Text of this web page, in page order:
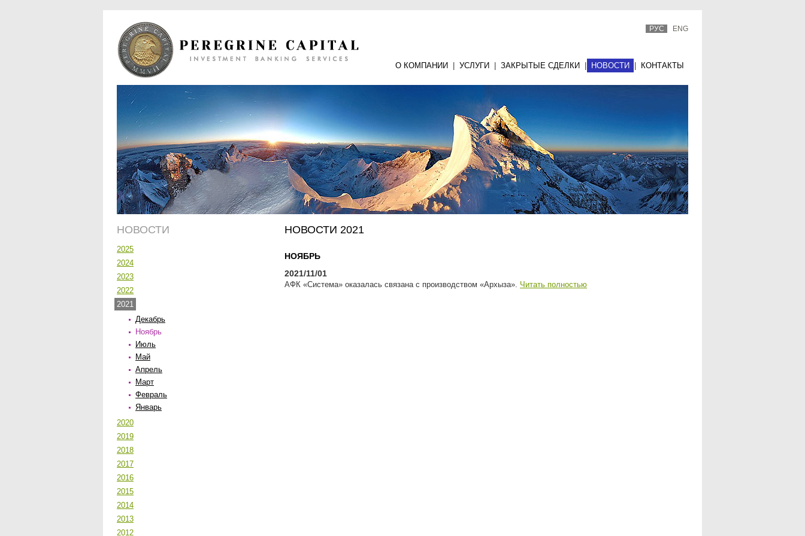
РУС ENG
О КОМПАНИИ УСЛУГИ ЗАКРЫТЫЕ СДЕЛКИ НОВОСТИ КОНТАКТЫ
НОВОСТИ
2025
2024
2023
2022
2021
Декабрь
Ноябрь
Июль
Май
Апрель
Март
Февраль
Январь
2020
2019
2018
2017
2016
2015
2014
2013
2012
НОВОСТИ 2021
НОЯБРЬ
2021/11/01
АФК «Система» оказалась связана с производством «Архыза». Читать полностью